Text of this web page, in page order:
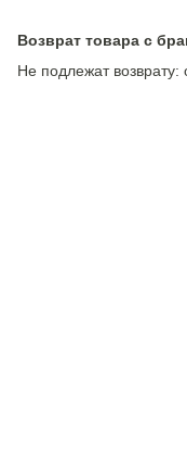
Возврат товара с
Не подлежат возврату: